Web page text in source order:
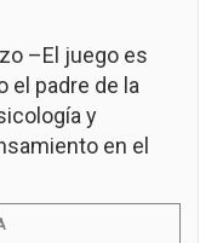
–El juego es
el padre de la
y
en el